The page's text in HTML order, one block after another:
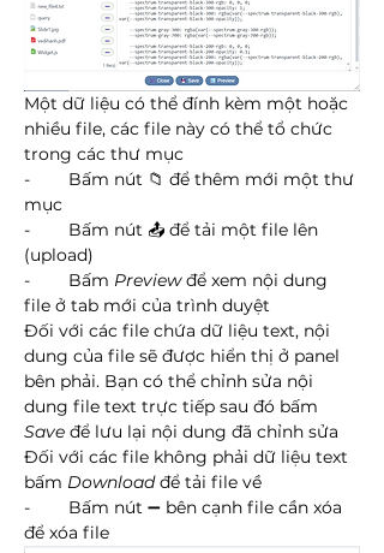
Một dữ liệu có thể đính kèm một hoặc
nhiều file, các file này có thể tổ chức
trong các thư mục
-        Bấm nút 📁 để thêm mới một thư
mục
-        Bấm nút 📤 để tải một file lên
(upload)
-        Bấm Preview để xem nội dung
file ở tab mới của trình duyệt
Đối với các file chứa dữ liệu text, nội
dung của file sẽ được hiển thị ở panel
bên phải. Bạn có thể chỉnh sửa nội
dung file text trực tiếp sau đó bấm
Save để lưu lại nội dung đã chỉnh sửa
Đối với các file không phải dữ liệu text
bấm Download để tải file về
-        Bấm nút ➖ bên cạnh file cần xóa
để xóa file